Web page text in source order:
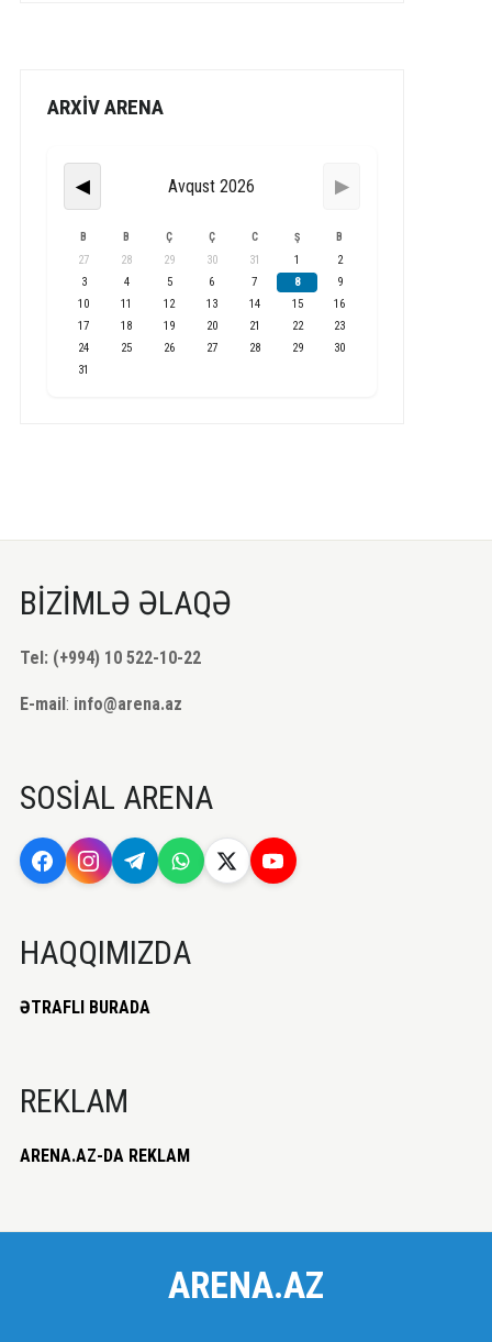
ARXİV ARENA
◀ Avqust 2026 ▶
B B Ç Ç C Ş B
27 28 29 30 31 1
2
3
4 5 6 7 8
9
10
11 12 13 14 15
16
17
18 19 20 21 22
23
24
25 26 27 28 29
30
31
BİZİMLƏ ƏLAQƏ
Tel: (+994) 10 522-10-22
E-mail: info@arena.az
SOSİAL ARENA
HAQQIMIZDA
ƏTRAFLI BURADA
REKLAM
ARENA.AZ-DA REKLAM
ARENA.AZ